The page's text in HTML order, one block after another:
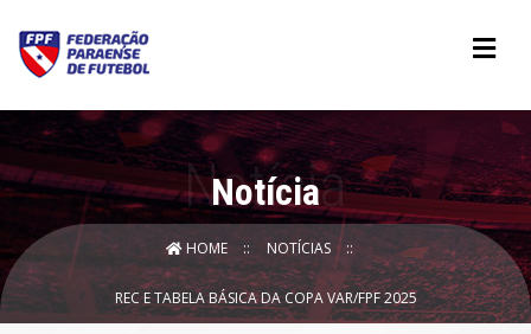
Notícia
HOME NOTÍCIAS
REC E TABELA BÁSICA DA COPA VAR/FPF 2025